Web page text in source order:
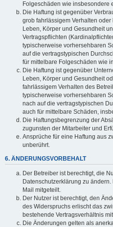
Folgeschäden wie insbesondere
Die Haftung ist gegenüber
grob fahrlässigem Verhalten
Leben, Körper und Gesundheit
Vertragspflichten
typischerweise vorhersehbaren
auf die vertragstypischen
für mittelbare Folgeschäden wie
Die Haftung ist gegenüber
Leben, Körper und Gesundheit
fahrlässigem Verhalten des
typischerweise vorhersehbaren
nach auf die vertragstypischen
auch für mittelbare Schäden,
Die Haftungsbegrenzung der
zugunsten der Mitarbeiter und
Ansprüche für eine Haftung aus
unberührt.
6. ÄNDERUNGSVORBEHALT
Der Betreiber ist berechtigt, die
Datenschutzerklärung zu
Mail mitgeteilt.
Der Nutzer ist berechtigt, den
des Widerspruchs erlischt das
bestehende Vertragsverhältnis
Die Änderungen gelten als